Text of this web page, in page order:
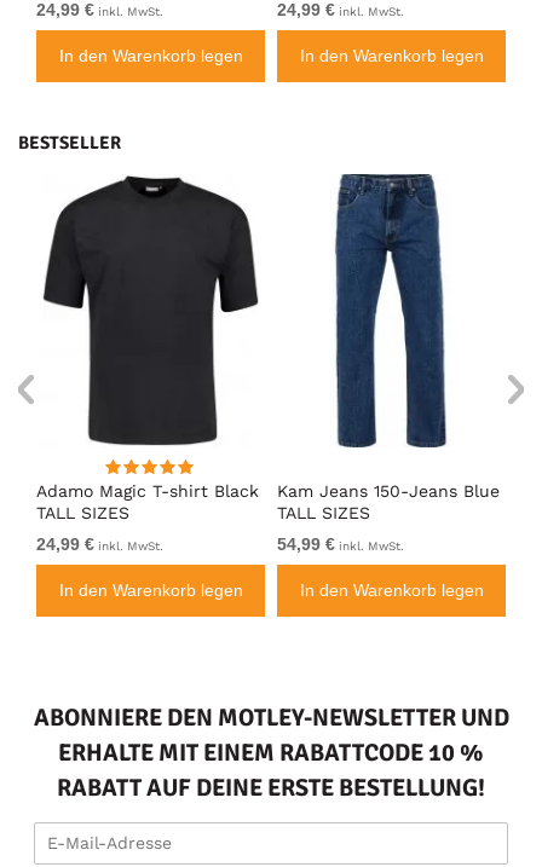
24,99 € inkl. MwSt.
In den Warenkorb legen
24,99 € inkl. MwSt.
In den Warenkorb legen
BESTSELLER
Adamo Magic T-shirt Black
TALL SIZES
24,99 € inkl. MwSt.
In den Warenkorb legen
Kam Jeans 150-Jeans Blue
TALL SIZES
54,99 € inkl. MwSt.
In den Warenkorb legen
ABONNIERE DEN MOTLEY-NEWSLETTER UND
ERHALTE MIT EINEM RABATTCODE 10 %
RABATT AUF DEINE ERSTE BESTELLUNG!